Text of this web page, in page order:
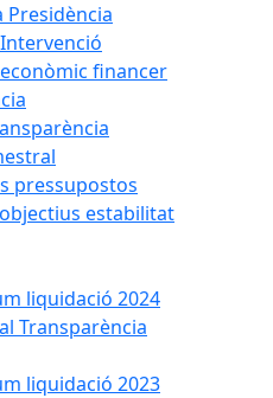
Presidència
financer
pressupostos
estabilitat
liquidació 2024
Transparència
liquidació 2023